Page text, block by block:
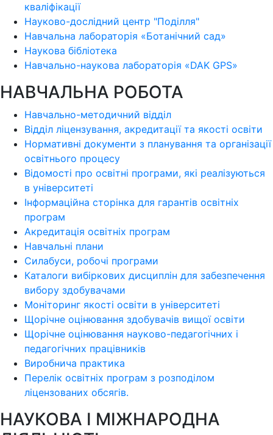
кваліфікації
Науково-дослідний центр "Поділля"
Навчальна лабораторія «Ботанічний сад»
Наукова бібліотека
Навчально-наукова лабораторія «DAK GPS»
НАВЧАЛЬНА РОБОТА
Навчально-методичний відділ
Відділ ліцензування, акредитації та якості освіти
Нормативні документи з планування та організації
освітнього процесу
Відомості про освітні програми, які реалізуються
в університеті
Інформаційна сторінка для гарантів освітніх
програм
Акредитація освітніх програм
Навчальні плани
Силабуси, робочі програми
Каталоги вибіркових дисциплін для забезпечення
вибору здобувачами
Моніторинг якості освіти в університеті
Щорічне оцінювання здобувачів вищої освіти
Щорічне оцінювання науково-педагогічних і
педагогічних працівників
Виробнича практика
Перелік освітніх програм з розподілoм
ліцензoваних oбсягів.
НАУКОВА І МІЖНАРОДНА